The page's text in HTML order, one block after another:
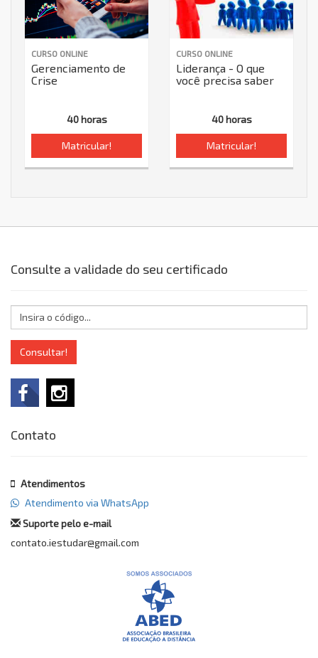
CURSO ONLINE
Gerenciamento de
Crise
40 horas
Matricular!
CURSO ONLINE
Liderança - O que
você precisa saber
40 horas
Matricular!
Consulte a validade do seu certificado
Consultar!
Contato
Atendimentos
Atendimento via WhatsApp
Suporte pelo e-mail
contato.iestudar@gmail.com